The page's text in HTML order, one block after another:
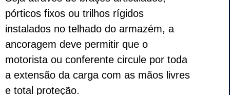
pórticos fixos ou trilhos rígidos
instalados no telhado do armazém, a
ancoragem deve permitir que o
motorista ou conferente circule por toda
a extensão da carga com as mãos livres
e total proteção.